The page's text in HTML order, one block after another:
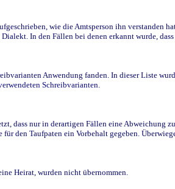
wie die Amtsperson ihn verstanden
In den Fällen bei denen erkannt wurde,
Anwendung fanden. In dieser Liste
Schreibvarianten.
dass nur in derartigen Fällen eine Abweichung
den Taufpaten ein Vorbehalt gegeben.
Heirat, wurden nicht übernommen.